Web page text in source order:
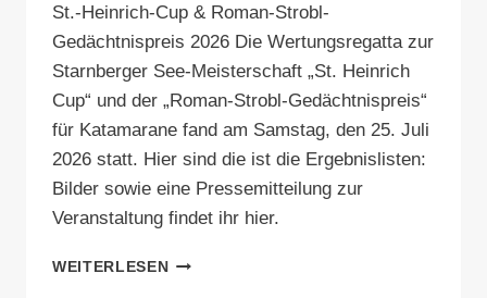
St.-Heinrich-Cup & Roman-Strobl-
Gedächtnispreis 2026 Die Wertungsregatta zur
Starnberger See-Meisterschaft „St. Heinrich
Cup“ und der „Roman-Strobl-Gedächtnispreis“
für Katamarane fand am Samstag, den 25. Juli
2026 statt. Hier sind die ist die Ergebnislisten:
Bilder sowie eine Pressemitteilung zur
Veranstaltung findet ihr hier.
WEITERLESENERGEBNISSE